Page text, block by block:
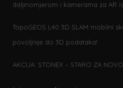
daljinomjerom i kamerama za AR
TopoGEOS L40 3D SLAM mobilni
povoljnije do 3D podataka!
AKCIJA: STONEX – STARO ZA